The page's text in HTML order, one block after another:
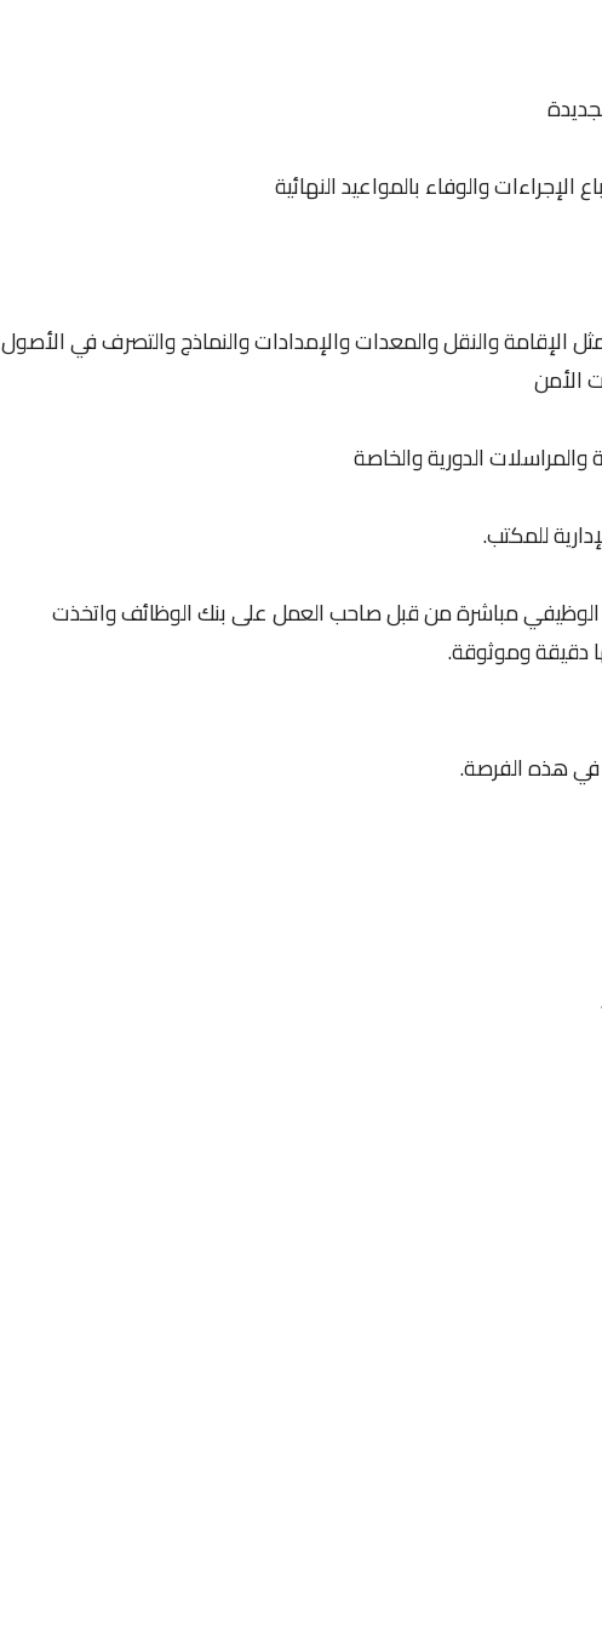
الإجراءات والوفاء بالمواعيد النهائية
الإقامة والنقل والمعدات والإمدادات والنماذج والتصرف في الأصول
الأمن
والمراسلات الدورية والخاصة
للمكتب.
الوظيفي مباشرة من قبل صاحب العمل على بنك الوظائف واتخذت
دقيقة وموثوقة.
في هذه الفرصة.